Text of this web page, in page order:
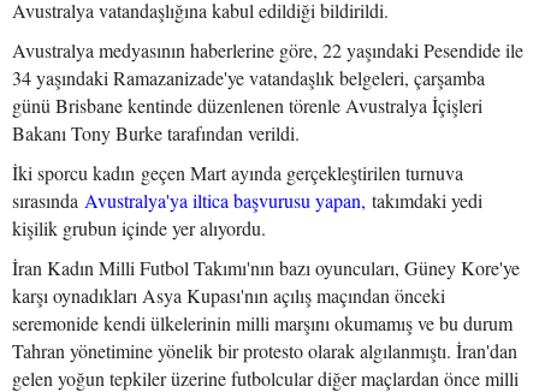
Avustralya vatandaşlığına kabul edildiği bildirildi.
Avustralya medyasının haberlerine göre, 22 yaşındaki Pesendide ile
34 yaşındaki Ramazanizade'ye vatandaşlık belgeleri, çarşamba
günü Brisbane kentinde düzenlenen törenle Avustralya İçişleri
Bakanı Tony Burke tarafından verildi.
İki sporcu kadın geçen Mart ayında gerçekleştirilen turnuva
sırasında Avustralya'ya iltica başvurusu yapan, takımdaki yedi
kişilik grubun içinde yer alıyordu.
İran Kadın Milli Futbol Takımı'nın bazı oyuncuları, Güney Kore'ye
karşı oynadıkları Asya Kupası'nın açılış maçından önceki
seremonide kendi ülkelerinin milli marşını okumamış ve bu durum
Tahran yönetimine yönelik bir protesto olarak algılanmıştı. İran'dan
gelen yoğun tepkiler üzerine futbolcular diğer maçlardan önce milli